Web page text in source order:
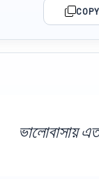
COPY
ভালোবাসায়